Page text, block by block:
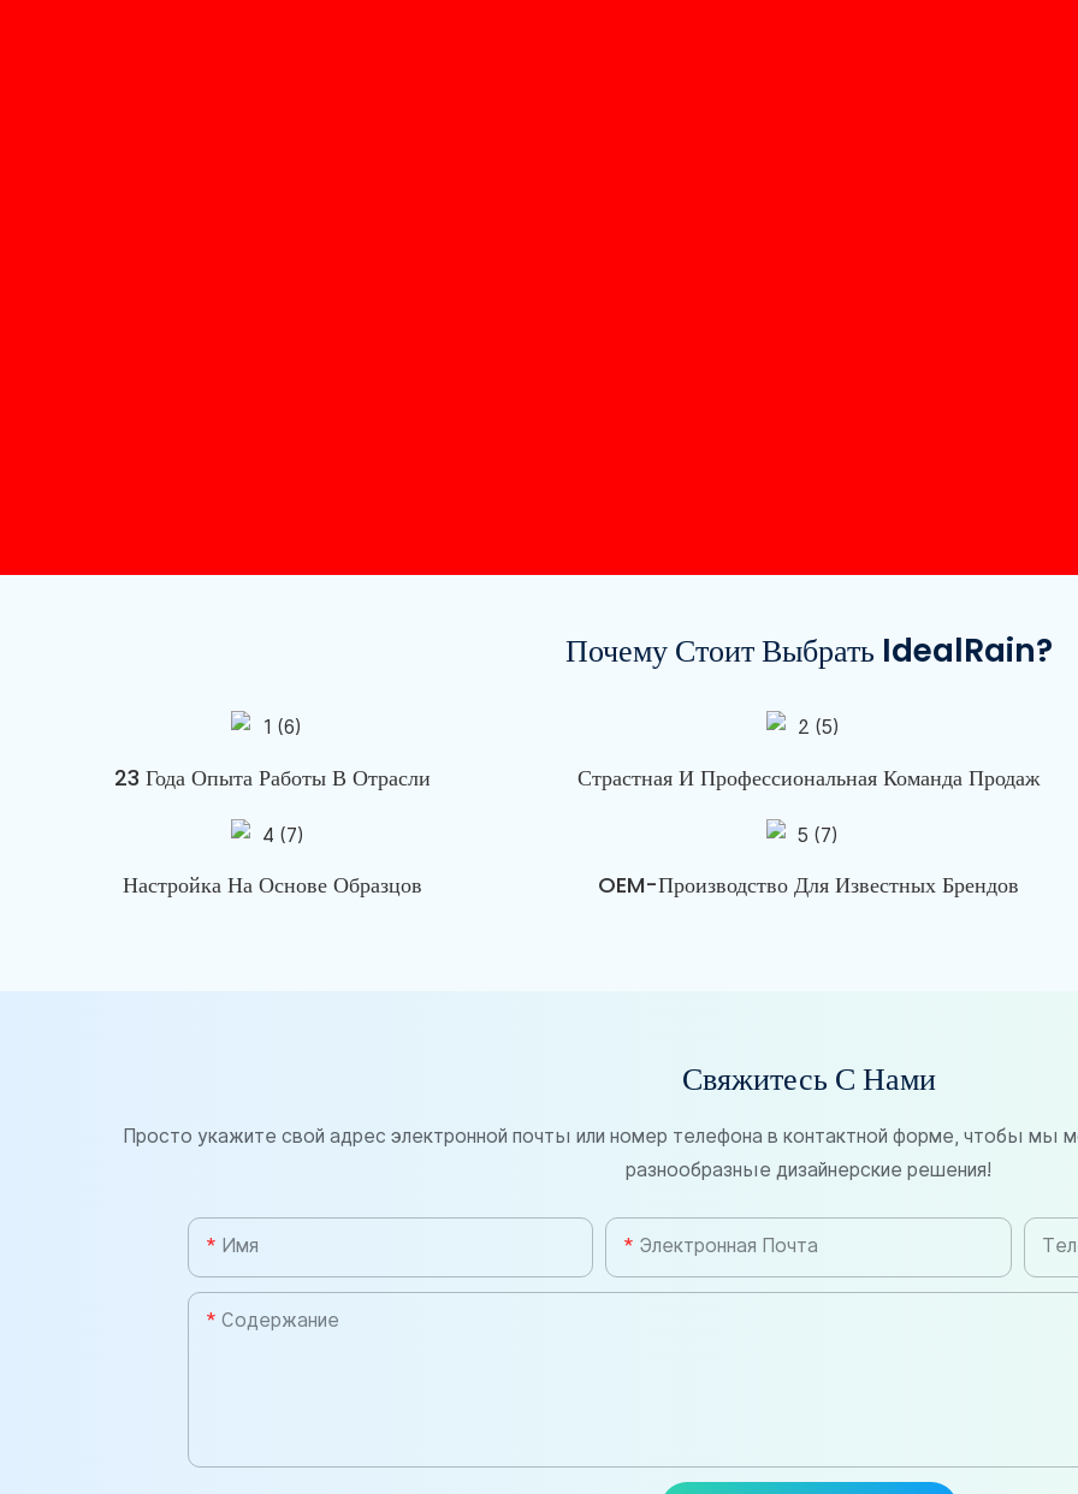
Почему Стоит Выбрать IdealRain?
23 Года Опыта Работы В Отрасли Страстная И Профессиональная Команда Продаж
Настройка На Основе Образцов OEM-Производство Для Известных Брендов
Свяжитесь С Нами
Просто укажите свой адрес электронной почты или номер телефона в контактной форме, чтобы мы
разнообразные дизайнерские решения!
Имя Электронная Почта
Содержание